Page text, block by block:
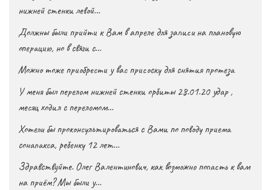
нижней стенки левой…
Должны были прийти к Вам в апреле для записи на плановую
операцию, но в связи с…
Можно тоже приобрести у вас присоску для снятия протеза
У меня был перелом нижней стенки орбиты 28.01.20 удар ,
месяц ходил с переломом…
Хотели бы проконсультироваться с Вами по поводу приема
сонапакса, ребенку 12 лет…
Здравствуйте. Олег Валентинович, как возможно попасть к вам
на приём? Мы были у…